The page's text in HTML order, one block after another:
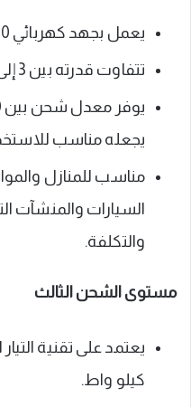
يعمل بجهد كهربائي 240 فولت.
تتفاوت قدرته بين 3 إلى 19.2 كيلو واط.
يجعله مناسب
مناسب للمنازل
السيارات والمنشآت
والتكلفة.
مستوى الشحن الثالث
كيلو واط.